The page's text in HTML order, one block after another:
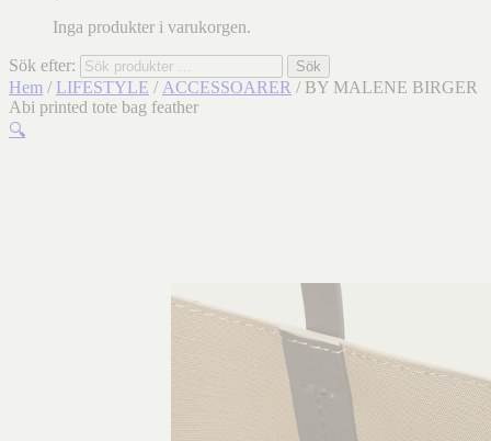
Inga produkter i varukorgen.
Sök efter: Sök
Hem / LIFESTYLE / ACCESSOARER / BY MALENE BIRGER
Abi printed tote bag feather
🔍